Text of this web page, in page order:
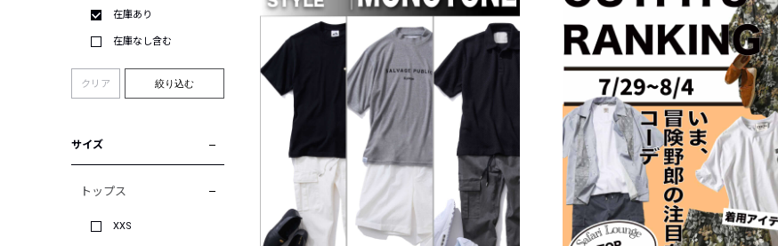
在庫あり
在庫なし含む
クリア 絞り込む
サイズ
トップス
XXS